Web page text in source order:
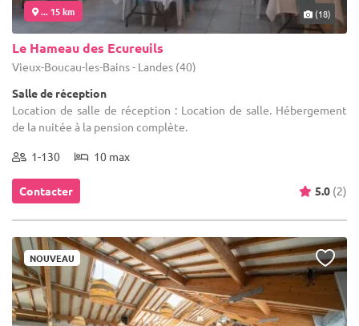
... 15 km (18)
Le Hameau des Ecureuils
Vieux-Boucau-les-Bains - Landes (40)
Salle de réception
Location de salle de réception : Location de salle. Hébergement
de la nuitée à la pension complète.
1-130 10 max
Contacter 5.0 (2)
NOUVEAU